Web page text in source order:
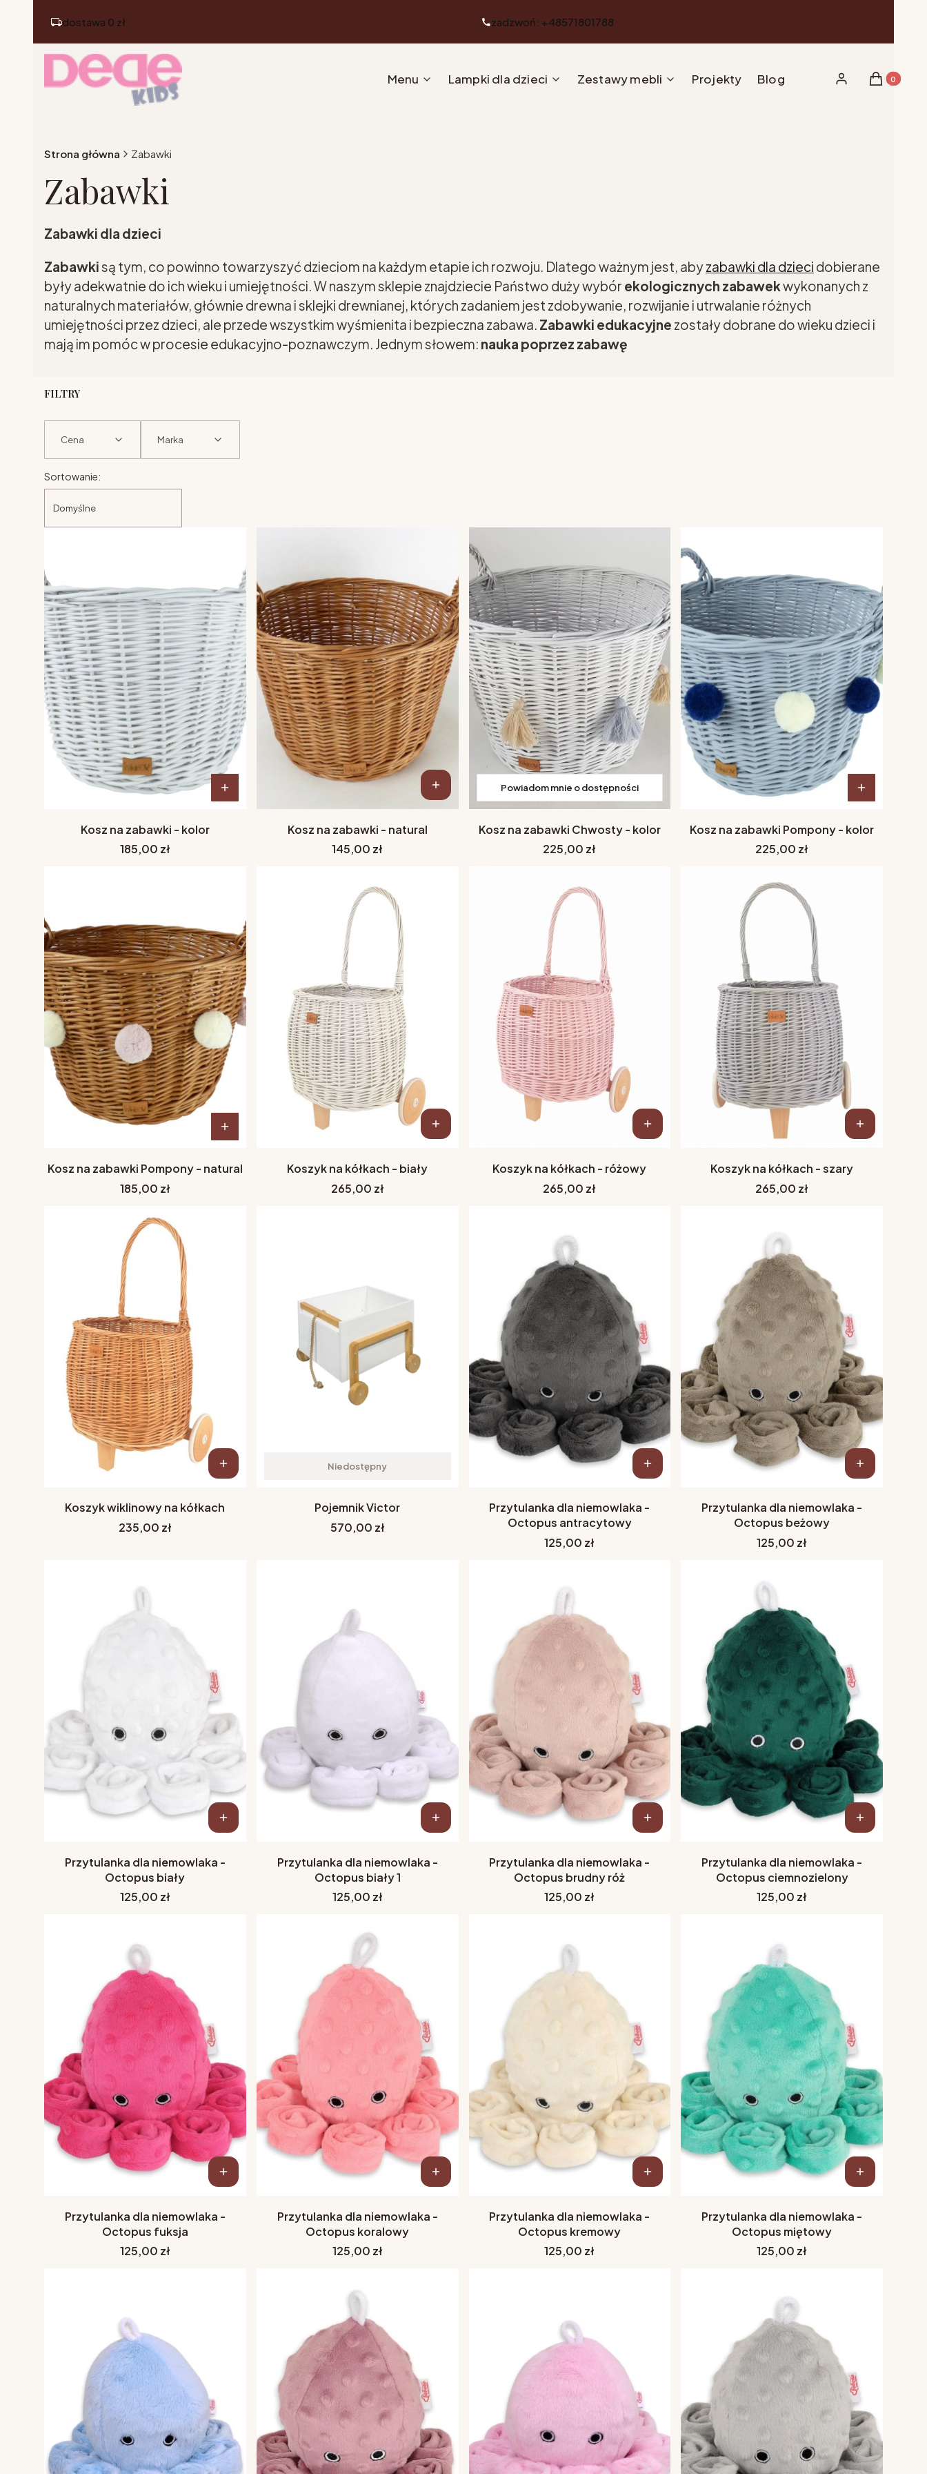
dostawa 0 zł zadzwoń: +48571801788
Menu Lampki dla dzieci Zestawy mebli Projekty Blog Zaloguj sięProdukty
Koszyk
Strona główna Zabawki
Zabawki
Zabawki dla dzieci
Zabawkisą tym, co powinno towarzyszyć dzieciom na każdym etapie ich rozwoju. Dlatego ważnym jest, abyzabawki dla dzieci dobierane
były adekwatnie do ich wieku i umiejętności. W naszym sklepie znajdziecie Państwo duży wybór ekologicznych zabawekwykonanych z
naturalnych materiałów, głównie drewna i sklejki drewnianej, których zadaniem jest zdobywanie, rozwijanie i utrwalanie różnych
umiejętności przez dzieci, ale przede wszystkim wyśmienita i bezpieczna zabawa. Zabawki edukacyjne zostały dobrane do wieku dzieci i
mają im pomóc w procesie edukacyjno-poznawczym. Jednym słowem: nauka poprzez zabawę
FILTRY
Cena Marka
Koniec filtrów
Lista produktów
Sortowanie:
Domyślne
Kosz na zabawki - kolor
Cena
185,00 zł
Kosz na zabawki - natural
Cena
145,00 zł
Powiadom mnie o dostępności
Kosz na zabawki Chwosty - kolor
Cena
225,00 zł
Kosz na zabawki Pompony - kolor
Cena
225,00 zł
Kosz na zabawki Pompony - natural
Cena
185,00 zł
Koszyk na kółkach - biały
Cena
265,00 zł
Koszyk na kółkach - różowy
Cena
265,00 zł
Koszyk na kółkach - szary
Cena
265,00 zł
Koszyk wiklinowy na kółkach
Cena
235,00 zł
Niedostępny
Pojemnik Victor
Cena
570,00 zł
Przytulanka dla niemowlaka -
Octopus antracytowy
Cena
125,00 zł
Przytulanka dla niemowlaka -
Octopus beżowy
Cena
125,00 zł
Przytulanka dla niemowlaka -
Octopus biały
Cena
125,00 zł
Przytulanka dla niemowlaka -
Octopus biały 1
Cena
125,00 zł
Przytulanka dla niemowlaka -
Octopus brudny róż
Cena
125,00 zł
Przytulanka dla niemowlaka -
Octopus ciemnozielony
Cena
125,00 zł
Przytulanka dla niemowlaka -
Octopus fuksja
Cena
125,00 zł
Przytulanka dla niemowlaka -
Octopus koralowy
Cena
125,00 zł
Przytulanka dla niemowlaka -
Octopus kremowy
Cena
125,00 zł
Przytulanka dla niemowlaka -
Octopus miętowy
Cena
125,00 zł